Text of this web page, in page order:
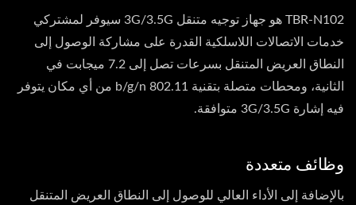
TBR-N102 هو جهاز توجيه متنقل 3G/3.5G سيوفر لمشتركي
خدمات الاتصالات اللاسلكية القدرة على مشاركة الوصول إلى
النطاق العريض المتنقل بسرعات تصل إلى 7.2 ميجابت في
الثانية، ومحطات متصلة بتقنية 802.11 b/g/n من أي مكان يتوفر
فيه إشارة 3G/3.5G متوافقة.
وظائف متعددة
بالإضافة إلى الأداء العالي للوصول إلى النطاق العريض المتنقل